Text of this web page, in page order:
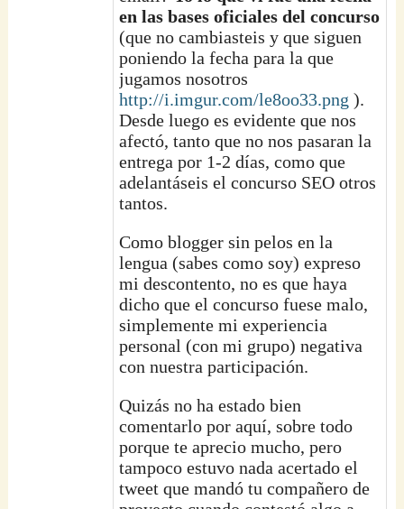
en las bases oficiales del concurso
(que no cambiasteis y que siguen
poniendo la fecha para la que
jugamos nosotros
http://i.imgur.com/le8oo33.png ).
Desde luego es evidente que nos
afectó, tanto que no nos pasaran la
entrega por 1-2 días, como que
adelantáseis el concurso SEO otros
tantos.
Como blogger sin pelos en la
lengua (sabes como soy) expreso
mi descontento, no es que haya
dicho que el concurso fuese malo,
simplemente mi experiencia
personal (con mi grupo) negativa
con nuestra participación.
Quizás no ha estado bien
comentarlo por aquí, sobre todo
porque te aprecio mucho, pero
tampoco estuvo nada acertado el
tweet que mandó tu compañero de